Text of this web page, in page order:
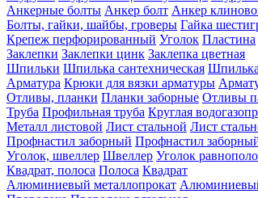
Анкерные болты Анкер болт Анкер
Болты, гайки, шайбы, гроверы Гайка
Крепеж перфорированный Уголок Пластина
Заклепки Заклепки цинк Заклепка цветная
Шпильки Шпилька сантехническая Шпилька
Арматура Крюки для вязки арматуры
Отливы, планки Планки заборные Отливы
Труба Профильная труба Круглая
Металл листовой Лист стальной Лист
Профнастил заборный Профнастил
Уголок, швеллер Швеллер Уголок
Квадрат, полоса Полоса Квадрат
Алюминиевый металлопрокат